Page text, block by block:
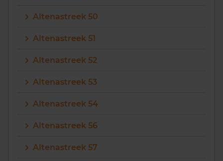
Altenastreek 50
Altenastreek 51
Altenastreek 52
Altenastreek 53
Altenastreek 54
Altenastreek 56
Altenastreek 57